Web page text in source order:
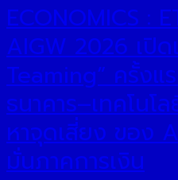
ECONOMICS :
AIGW 2026 เปิด
Teaming” ครั้ง
ธนาคาร–เทคโนโ
หาจุดเสี่ยง ของ
มั่นภาคการเงิน